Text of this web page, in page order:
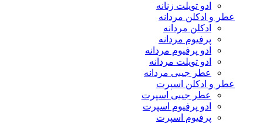
ادو تویلت زنانه
عطر و ادکلن مردانه
ادکلن مردانه
پرفیوم مردانه
ادو پرفیوم مردانه
ادو تویلت مردانه
عطر جیبی مردانه
عطر و ادکلن اسپرت
عطر جیبی اسپرت
ادو پرفیوم اسپرت
پرفیوم اسپرت